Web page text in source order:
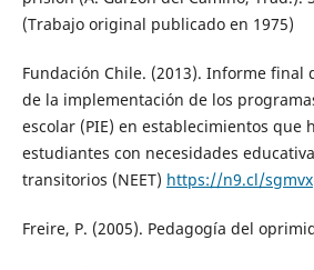
(Trabajo original publicado en 1975)
Fundación Chile. (2013). Informe final
de la implementación de los
escolar (PIE) en establecimientos que
estudiantes con necesidades
transitorios (NEET) https://n9.cl/sgmvx
Freire, P. (2005). Pedagogía del